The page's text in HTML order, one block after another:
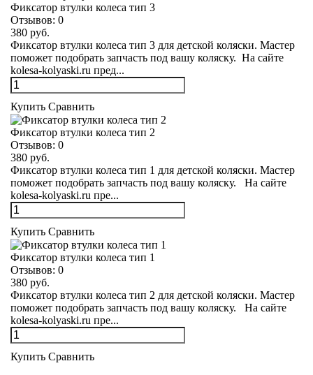
Фиксатор втулки колеса тип 3
Отзывов: 0
380 руб.
Фиксатор втулки колеса тип 3 для детской коляски. Мастер
поможет подобрать запчасть под вашу коляску. На сайте
kolesa-kolyaski.ru пред...
Купить Сравнить
Фиксатор втулки колеса тип 2
Отзывов: 0
380 руб.
Фиксатор втулки колеса тип 1 для детской коляски. Мастер
поможет подобрать запчасть под вашу коляску. На сайте
kolesa-kolyaski.ru пре...
Купить Сравнить
Фиксатор втулки колеса тип 1
Отзывов: 0
380 руб.
Фиксатор втулки колеса тип 2 для детской коляски. Мастер
поможет подобрать запчасть под вашу коляску. На сайте
kolesa-kolyaski.ru пре...
Купить Сравнить